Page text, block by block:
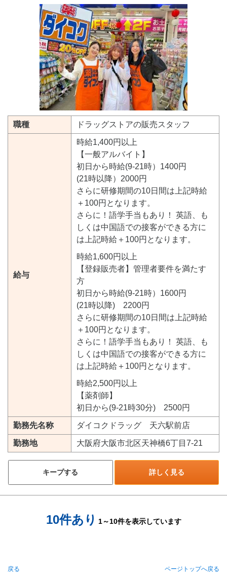
職種 ドラッグストアの販売スタッフ
給与
時給1,400円以上
【一般アルバイト】
初日から時給(9-21時）1400円
(21時以降）2000円
さらに研修期間の10日間は上記時給
＋100円となります。
さらに！語学手当もあり！ 英語、も
しくは中国語での接客ができる方に
は上記時給＋100円となります。
時給1,600円以上
【登録販売者】管理者要件を満たす
方
初日から時給(9-21時）1600円
(21時以降) 2200円
さらに研修期間の10日間は上記時給
＋100円となります。
さらに！語学手当もあり！ 英語、も
しくは中国語での接客ができる方に
は上記時給＋100円となります。
時給2,500円以上
【薬剤師】
初日から(9-21時30分) 2500円
勤務先名称 ダイコクドラッグ 天六駅前店
勤務地 大阪府大阪市北区天神橋6丁目7-21
キープする 詳しく見る
10件あり 1～10件を表示しています
戻る ページトップへ戻る